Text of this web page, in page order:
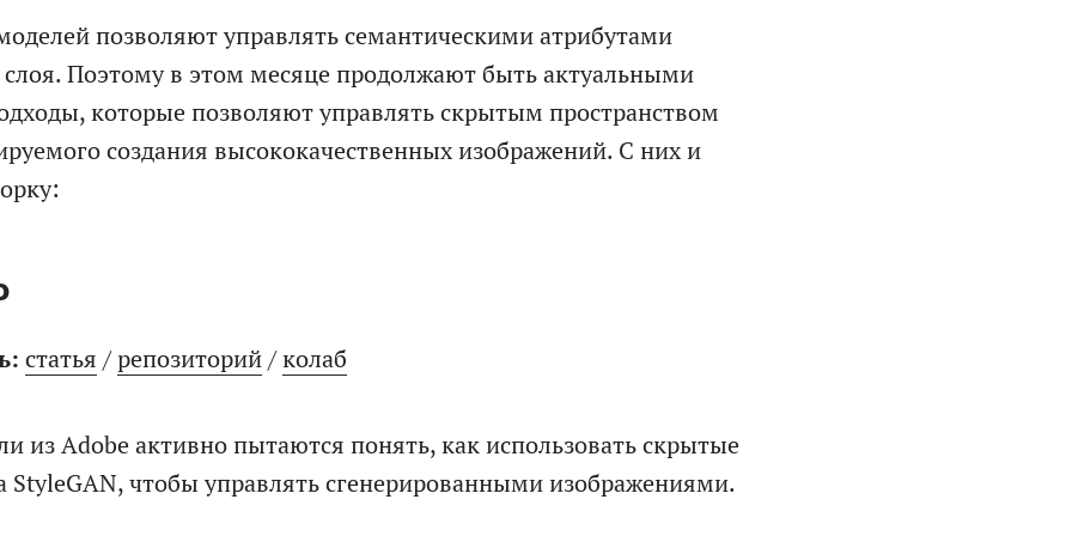
позволяют управлять семантическими атрибутами
слоя. Поэтому в этом месяце продолжают быть актуальными
которые позволяют управлять скрытым пространством
создания высококачественных изображений. С них и
статья /репозиторий/колаб
из Adobe активно пытаются понять, как использовать скрытые
StyleGAN, чтобы управлять сгенерированными изображениями.
Чтобы не беспокоить вас звонками, мы напишем в
мессенджер для выбора удобного канала связи
Электронная
почта
свою
задачу
Я соглашаюсь на обработку персональных данных в соответствии с
политикой обработки персональных данных
Я согласен на получение информационных и рекламных сообщений